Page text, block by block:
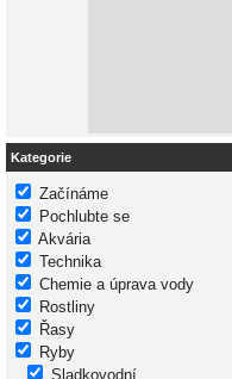
Kategorie
Začínáme
Pochlubte se
Akvária
Technika
Chemie a úprava vody
Rostliny
Řasy
Ryby
Sladkovodní